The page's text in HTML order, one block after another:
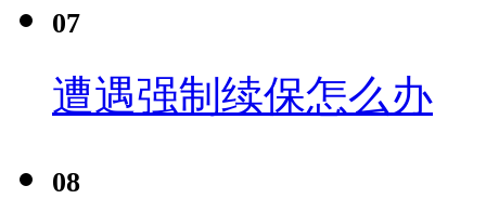
07
遭遇强制续保怎么办
08